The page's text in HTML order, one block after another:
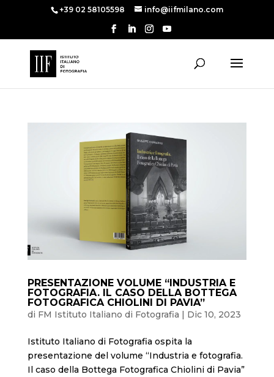
+39 02 58105598 info@iifmilano.com
PRESENTAZIONE VOLUME “INDUSTRIA E
FOTOGRAFIA. IL CASO DELLA BOTTEGA
FOTOGRAFICA CHIOLINI DI PAVIA”
di FM Istituto Italiano di Fotografia | Dic 10, 2023
Istituto Italiano di Fotografia ospita la
presentazione del volume “Industria e fotografia.
Il caso della Bottega Fotografica Chiolini di Pavia”